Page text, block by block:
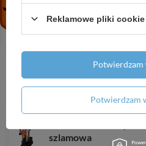
211,67 zł / szt.
Zbiornik przeponowy
3 456,46 zł / szt.
IPC 240 M (0,75-4
pomp
1 142,67 zł / szt.
szlamowa
Reklamowe pliki cookie
Potwierdzam
Potwierdzam